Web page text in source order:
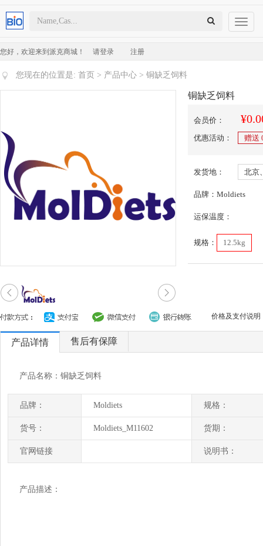
您好，欢迎来到派克商城！ 请登录 注册
Toggle
您现在的位置是: 首页 > 产品中心 > 铜缺乏饲料
铜缺乏饲料
会员价：
优惠活动： 赠送
发货地： 北京
品牌：Moldiets
运保温度：
规格： 12.5kg
价格及支付说明
产品详情 售后有保障
产品名称：铜缺乏饲料
品牌： Moldiets 规格：
货号： Moldiets_M11602 货期：
官网链接 说明书：
产品描述：